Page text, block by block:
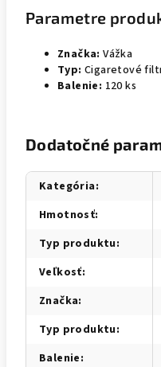
Parametre
Značka: Vážka
Typ: Cigaretové
Balenie: 120 ks
Dodatočné
Kategória:
Hmotnosť:
Typ produktu:
Veľkosť:
Značka:
Typ produktu:
Balenie: